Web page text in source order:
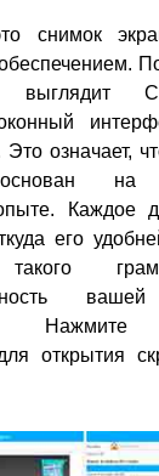
снимок
выглядит
означает,
на
Каждое
его
открытия